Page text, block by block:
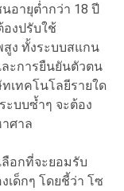
อายุต่ำกว่า 18 ปี
งปรับใช้
ง ทั้งระบบสแกน
ละการยืนยันตัวตน
เทคโนโลยีรายใด
ะบบซ้ำๆ จะต้อง
ศาล
ลือกที่จะยอมรับ
เด็กๆ โดยชี้ว่า โซ